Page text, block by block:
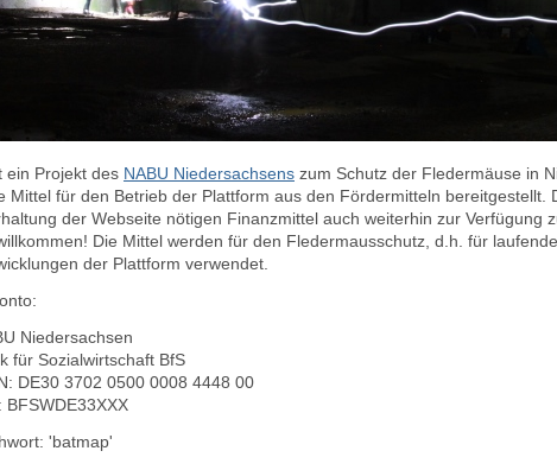
ein Projekt des NABU Niedersachsens zum Schutz der Fledermäuse in
Mittel für den Betrieb der Plattform aus den Fördermitteln bereitgestellt.
der Webseite nötigen Finanzmittel auch weiterhin zur
Die Mittel werden für den Fledermausschutz, d.h. für
der Plattform verwendet.
Niedersachsen
für Sozialwirtschaft BfS
DE30 3702 0500 0008 4448 00
BFSWDE33XXX
'batmap'